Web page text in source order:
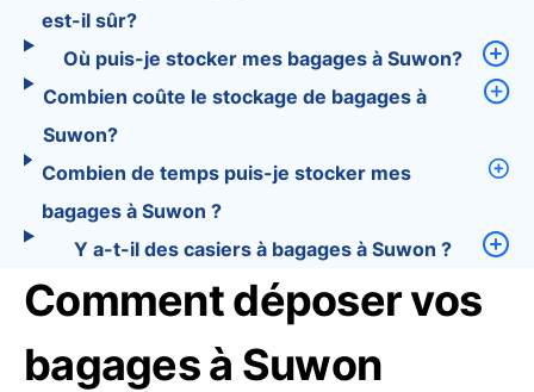
est-il sûr?
Où puis-je stocker mes bagages à Suwon?
Combien coûte le stockage de bagages à
Suwon?
Combien de temps puis-je stocker mes
bagages à Suwon ?
Y a-t-il des casiers à bagages à Suwon ?
Comment déposer vos
bagages à Suwon